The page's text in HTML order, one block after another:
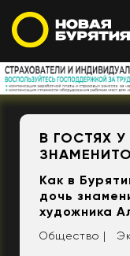
В ГОСТЯХ
Как в
дочь
художника
Общество |